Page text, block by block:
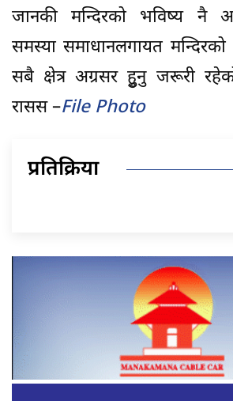
जानकी मन्दिरको भविष्य नै
समस्या समाधानलगायत मन्दिरको
सबै क्षेत्र अग्रसर हुुनु जरूरी
रासस –File Photo
प्रतिक्रिया